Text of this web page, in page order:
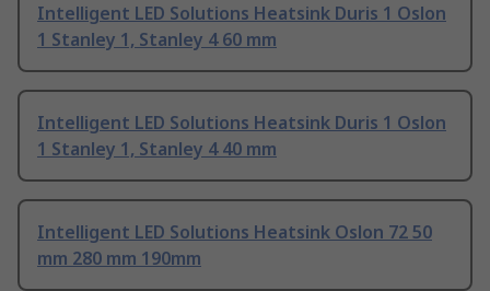
Intelligent LED Solutions Heatsink Duris 1 Oslon
1 Stanley 1, Stanley 4 60 mm
Intelligent LED Solutions Heatsink Duris 1 Oslon
1 Stanley 1, Stanley 4 40 mm
Intelligent LED Solutions Heatsink Oslon 72 50
mm 280 mm 190mm